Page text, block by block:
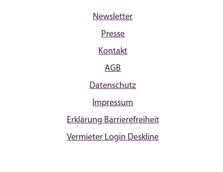
Newsletter
Presse
Kontakt
AGB
Datenschutz
Impressum
Erklärung Barrierefreiheit
Vermieter Login Deskline